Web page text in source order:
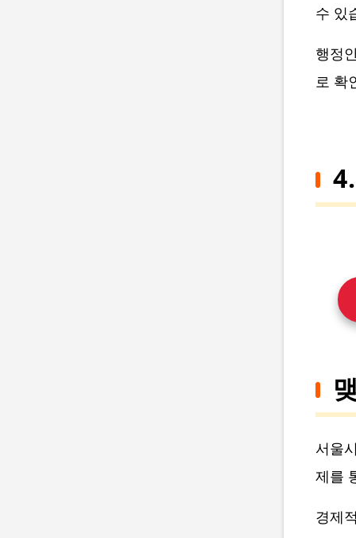
수 있
행정
로 확
서울
제를
경제